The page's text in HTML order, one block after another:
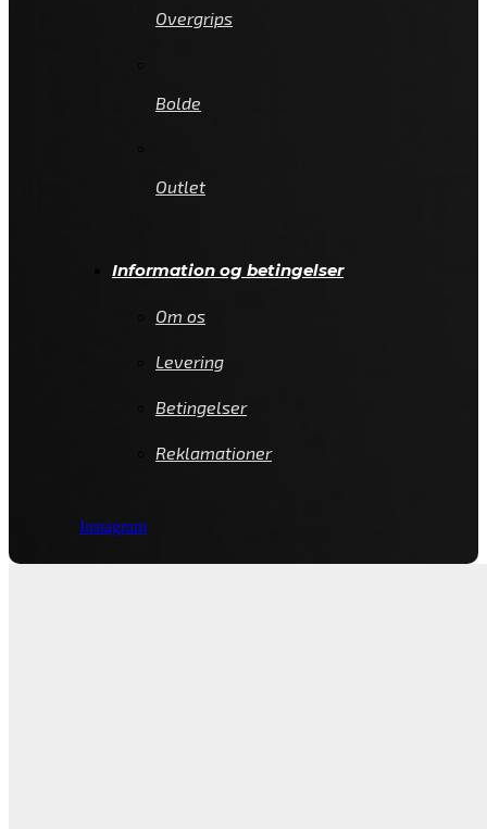
Overgrips
Bolde
Outlet
Information og betingelser
Om os
Levering
Betingelser
Reklamationer
Instagram